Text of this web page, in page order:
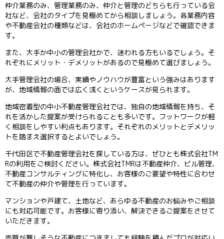
仲介業務のみ、管理業務のみ、仲介と管理のどちらも行っている会
社など、会社のタイプを見極めてから相談しましょう。各業務内容
や不動産会社の種類などは、会社のホームページなどで確認できま
す。
また、大手か中小の管理会社かで、迷われる方もいるでしょう。そ
れぞれにメリット・デメリットがあるので見極めて選びましょう。
大手管理会社の場合、実績やノウハウが豊富という強みはあります
が、地域情報の面では広く浅くというケースが見られます。
地域密着型の中小不動産管理会社では、独自の地域情報を持ち、そ
れを活かした提案が受けられることも多いです。フットワークが軽
く相談をしやすい利点もあります。それぞれのメリットとデメリッ
トを踏まえ選択するとよいでしょう。
千代田区で不動産管理会社を探している方は、ぜひとも株式会社TM
Rの利用をご検討ください。株式会社TMRは不動産仲介、ビル管理、
不動産コンサルティングに特化し、お客様のご要望や特性に合わせ
て不動産の仲介や管理を行っています。
マンションや戸建て、土地など、あらゆる不動産のお悩みやご相談
にも対応可能です。お客様に寄り添い、解決できるご提案をさせて
いただきます。